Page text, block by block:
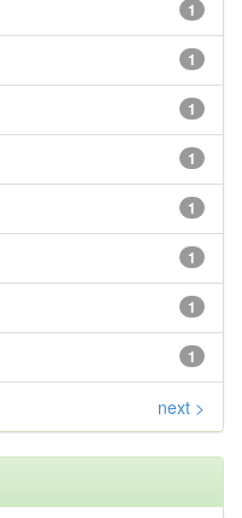
1
1
1
1
1
1
1
1
next >